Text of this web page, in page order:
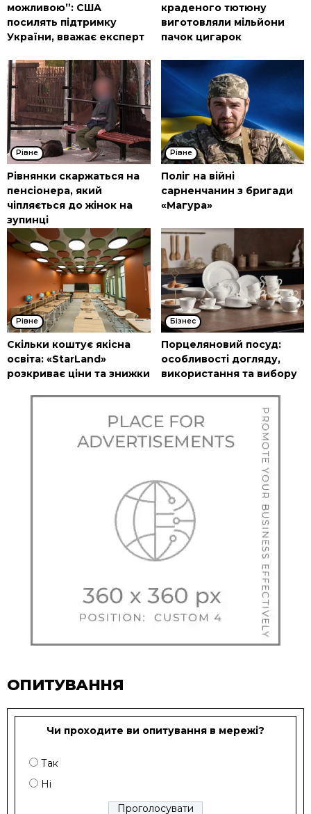
можливою”: США
посилять підтримку
України, вважає експерт
краденого тютюну
виготовляли мільйони
пачок цигарок
Рівне
Рівнянки скаржаться на
пенсіонера, який
чіпляється до жінок на
зупинці
Рівне
Поліг на війні
сарненчанин з бригади
«Магура»
Рівне
Скільки коштує якісна
освіта: «StarLand»
розкриває ціни та знижки
Бізнес
Порцеляновий посуд:
особливості догляду,
використання та вибору
ОПИТУВАННЯ
Чи проходите ви опитування в мережі?
Так
Ні